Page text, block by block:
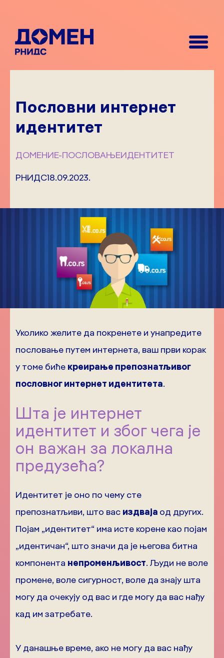
Пословни интернет
идентитет
ДОМЕНИЕ-ПОСЛОВАЊЕИДЕНТИТЕТ
РНИДС18.09.2023.
Уколико желите да покренете и унапредите
пословање путем интернета, ваш први корак
у томе биће креирање препознатљивог
пословног интернет идентитета.
Шта је интернет
идентитет и због чега је
он важан за локална
предузећа?
Идентитет је оно по чему сте
препознатљиви, што вас издваја од других.
Појам „идентитет“ има исте корене као појам
„идентичан“, што значи да је његова битна
компонента непроменљивост. Људи не воле
промене, воле сигурност, воле да знају шта
могу да очекују од вас и где могу да вас нађу
кад им затребате.
У данашње време, ако не могу да вас нађу